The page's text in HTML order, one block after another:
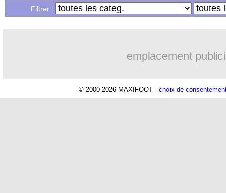
Filtrer :
emplacement
- © 2000-2026 MAXIFOOT - choix de